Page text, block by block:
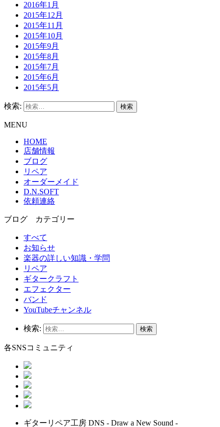
2016年1月
2015年12月
2015年11月
2015年10月
2015年9月
2015年8月
2015年7月
2015年6月
2015年5月
検索:
MENU
HOME
店舗情報
ブログ
リペア
オーダーメイド
D.N.SOFT
依頼連絡
ブログ カテゴリー
すべて
お知らせ
楽器の詳しい知識・学問
リペア
ギタークラフト
エフェクター
バンド
YouTubeチャンネル
検索:
各SNSコミュニティ
ギターリペア工房 DNS - Draw a New Sound -